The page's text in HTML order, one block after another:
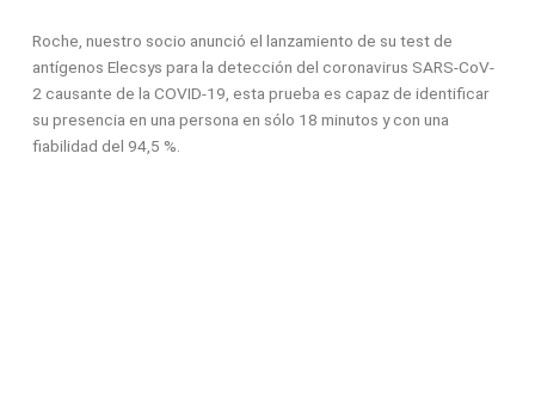
Roche, nuestro socio anunció el lanzamiento de su test de
antígenos Elecsys para la detección del coronavirus SARS-CoV-
2 causante de la COVID-19, esta prueba es capaz de identificar
su presencia en una persona en sólo 18 minutos y con una
fiabilidad del 94,5 %.